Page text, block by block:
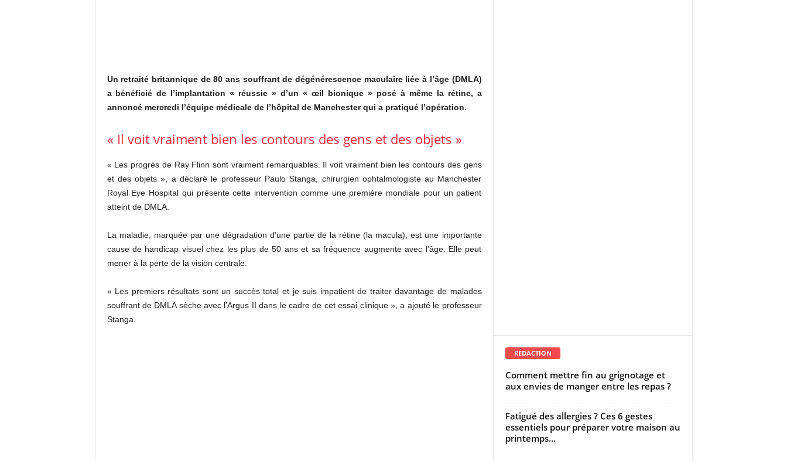
Un retraité britannique de 80 ans souffrant de dégénérescence maculaire liée à l’âge (DMLA)
a bénéficié de l’implantation « réussie » d’un « œil bionique » posé à même la rétine, a
annoncé mercredi l’équipe médicale de l’hôpital de Manchester qui a pratiqué l’opération.
« Il voit vraiment bien les contours des gens et des objets »
« Les progrès de Ray Flinn sont vraiment remarquables. Il voit vraiment bien les contours des gens
et des objets », a déclaré le professeur Paulo Stanga, chirurgien ophtalmologiste au Manchester
Royal Eye Hospital qui présente cette intervention comme une première mondiale pour un patient
atteint de DMLA.
La maladie, marquée par une dégradation d’une partie de la rétine (la macula), est une importante
cause de handicap visuel chez les plus de 50 ans et sa fréquence augmente avec l’âge. Elle peut
mener à la perte de la vision centrale.
« Les premiers résultats sont un succès total et je suis impatient de traiter davantage de malades
souffrant de DMLA sèche avec l’Argus II dans le cadre de cet essai clinique », a ajouté le professeur
Stanga.
RÉDACTION
Comment mettre fin au grignotage et
aux envies de manger entre les repas ?
Fatigué des allergies ? Ces 6 gestes
essentiels pour préparer votre maison au
printemps...